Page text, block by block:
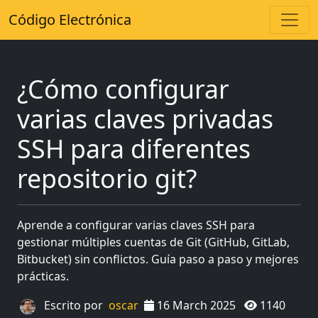
Código Electrónica
¿Cómo configurar
varias claves privadas
SSH para diferentes
repositorio git?
Aprende a configurar varias claves SSH para
gestionar múltiples cuentas de Git (GitHub, GitLab,
Bitbucket) sin conflictos. Guía paso a paso y mejores
prácticas.
Escrito por oscar 16 March 2025
1140